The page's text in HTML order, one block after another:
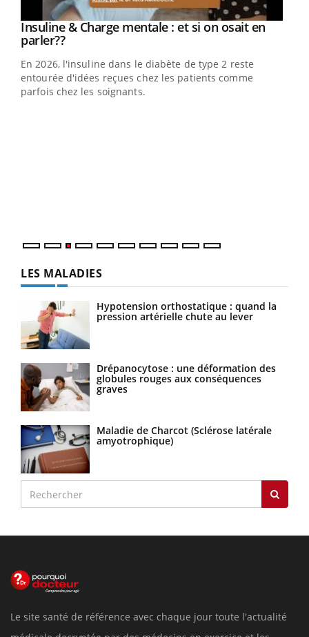
Youtube
Insuline & Charge mentale : et si on osait en
parler??Youtube
En 2026, l'insuline dans le diabète de type 2 reste
entourée d'idées reçues chez les patients comme
parfois chez les soignants.
LES MALADIES
Hypotension orthostatique : quand la
pression artérielle chute au lever
Drépanocytose : une déformation des
globules rouges aux conséquences
graves
Maladie de Charcot (Sclérose latérale
amyotrophique)
Le site santé de référence avec chaque jour toute l'actualité